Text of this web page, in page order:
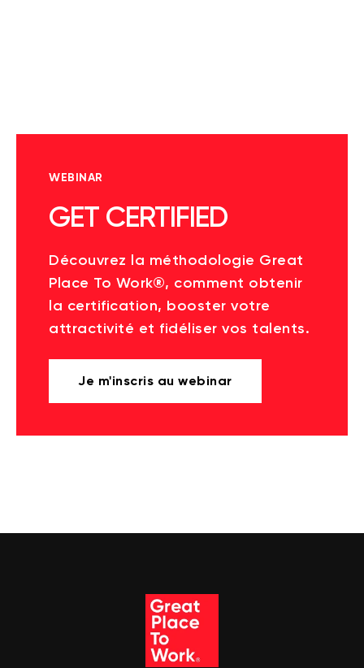
WEBINAR
GET CERTIFIED
Découvrez la méthodologie Great
Place To Work®, comment obtenir
la certification, booster votre
attractivité et fidéliser vos talents.
Je m'inscris au webinar